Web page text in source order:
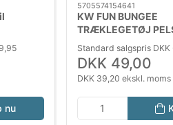
nu
5705574154641
KW FUN BUNGEE
TRÆKLEGETØJ
Standard salgspris DKK
DKK 49,00
DKK 39,20 ekskl. moms